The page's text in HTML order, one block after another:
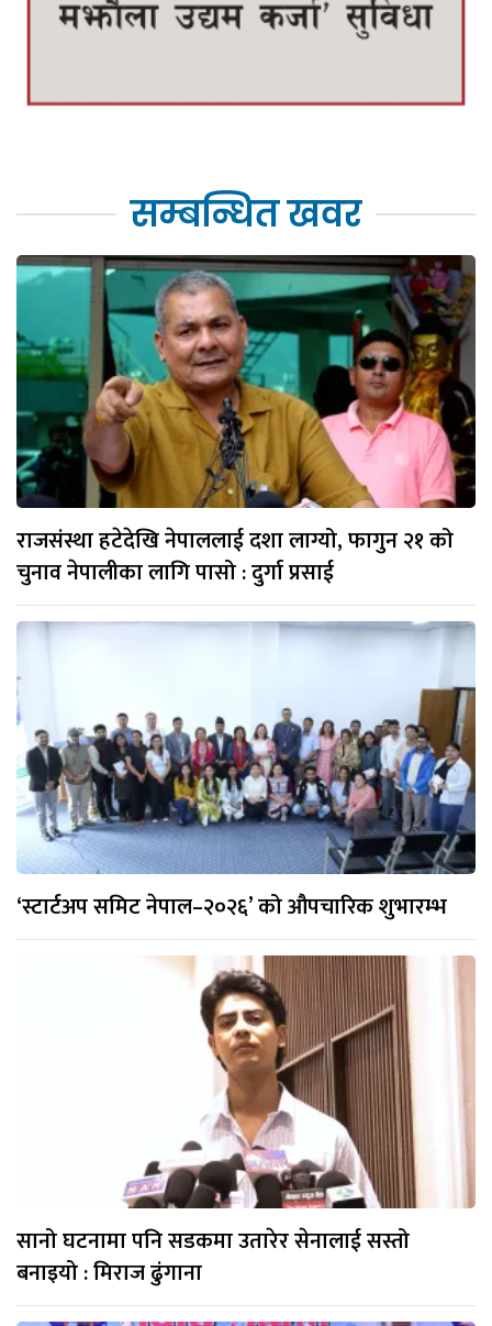
सम्बन्धित खवर
राजसंस्था हटेदेखि नेपाललाई दशा लाग्यो, फागुन २१ को
चुनाव नेपालीका लागि पासो : दुर्गा प्रसाई
‘स्टार्टअप समिट नेपाल–२०२६’ को औपचारिक शुभारम्भ
सानो घटनामा पनि सडकमा उतारेर सेनालाई सस्तो
बनाइयो : मिराज ढुंगाना